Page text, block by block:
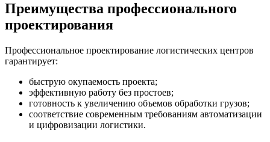
Преимущества профессионального
проектирования
Профессиональное проектирование логистических центров
гарантирует:
быструю окупаемость проекта;
эффективную работу без простоев;
готовность к увеличению объемов обработки грузов;
соответствие современным требованиям автоматизации
и цифровизации логистики.